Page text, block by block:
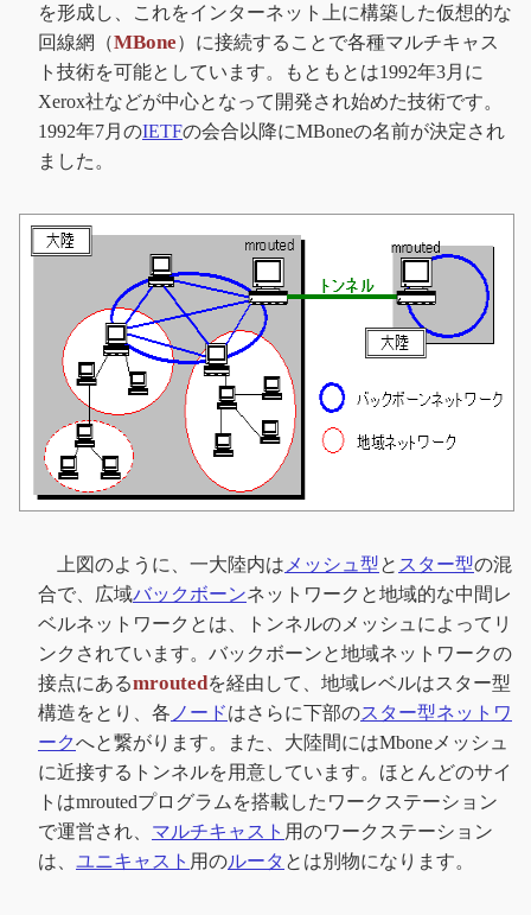
を形成し、これをインターネット上に構築した仮想的な
回線網（MBone）に接続することで各種マルチキャス
ト技術を可能としています。もともとは1992年3月に
Xerox社などが中心となって開発され始めた技術です。
1992年7月のIETFの会合以降にMBoneの名前が決定され
ました。
上図のように、一大陸内は メッシュ型と スター型の混
合で、広域バックボーンネットワークと地域的な中間レ
ベルネットワークとは、トンネルのメッシュによってリ
ンクされています。バックボーンと地域ネットワークの
接点にあるmroutedを経由して、地域レベルはスター型
構造をとり、各 ノードはさらに下部のスター型ネットワ
ークへと繋がります。また、大陸間にはMboneメッシュ
に近接するトンネルを用意しています。ほとんどのサイ
トはmroutedプログラムを搭載したワークステーション
で運営され、 マルチキャスト 用のワークステーション
は、 ユニキャスト 用のルータ とは別物になります。